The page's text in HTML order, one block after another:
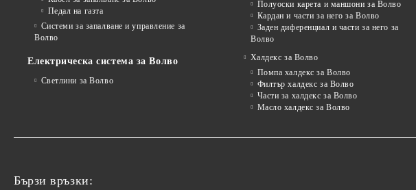
Педал на газта
Системи за запалване и управление за
Волво
Електрическа система за Волво
Светлини за Волво
Полуоски карета и маншони за Волво
Кардан и части за него за Волво
Заден диференциал и части за него за
Волво
Халдекс за Волво
Помпа халдекс за Волво
Филтър халдекс за Волво
Части за халдекс за Волво
Масло халдекс за Волво
Бързи връзки: